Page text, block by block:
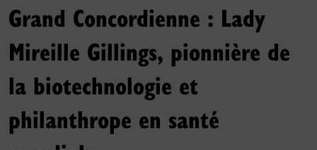
Grand Concordienne : Lady
Mireille Gillings, pionnière de
la biotechnologie et
philanthrope en santé